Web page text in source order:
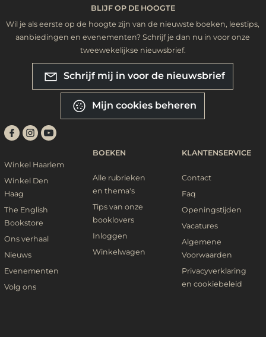
BLIJF OP DE HOOGTE
Wil je als eerste op de hoogte zijn van de nieuwste boeken, leestips,
aanbiedingen en evenementen? Schrijf je dan nu in voor onze
tweewekelijkse nieuwsbrief.
Schrijf mij in voor de nieuwsbrief
Mijn cookies beheren
Winkel Haarlem
Winkel Den
Haag
The English
Bookstore
Ons verhaal
Nieuws
Evenementen
Volg ons
BOEKEN
Alle rubrieken
en thema's
Tips van onze
booklovers
Inloggen
Winkelwagen
KLANTENSERVICE
Contact
Faq
Openingstijden
Vacatures
Algemene
Voorwaarden
Privacyverklaring
en cookiebeleid